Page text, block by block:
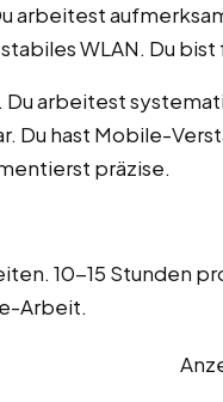
arbeitest
WLAN. Du
Du arbeitest
Du hast Mobile-
präzise.
10-15 Stunden
Arbeit.